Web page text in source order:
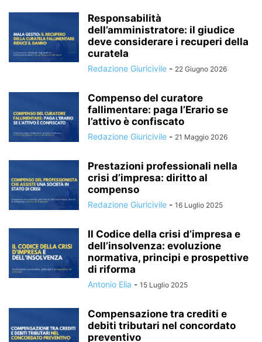
Responsabilità
dell’amministratore: il giudice
deve considerare i recuperi della
curatela
Redazione Giuricivile - 22 Giugno 2026
Compenso del curatore
fallimentare: paga l’Erario se
l’attivo è confiscato
Redazione Giuricivile - 21 Maggio 2026
Prestazioni professionali nella
crisi d’impresa: diritto al
compenso
Redazione Giuricivile - 16 Luglio 2025
Il Codice della crisi d’impresa e
dell’insolvenza: evoluzione
normativa, principi e prospettive
di riforma
Antonio Elia - 15 Luglio 2025
Compensazione tra crediti e
debiti tributari nel concordato
preventivo